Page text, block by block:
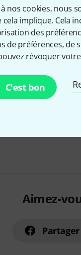
à nos cookies, nous
cela implique. Cela
des
de préférences, de
révoquer
C'est bon
Aimez-
Partager